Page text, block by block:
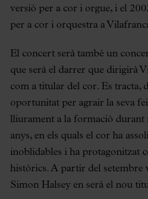
versió per a cor i orgue, i el
per a cor i orquestra a
El concert serà també un
que serà el darrer que dirigirà
com a titular del cor. Es tracta,
oportunitat per agrair la seva
lliurament a la formació durant
anys, en els quals el cor ha
inoblidables i ha protagonitzat
històrics. A partir del setembre
Simon Halsey en serà el nou